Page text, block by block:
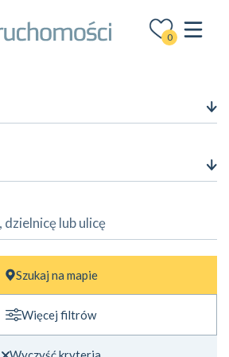
0
zł —
m² — m²
Szukaj na mapie
Więcej filtrów